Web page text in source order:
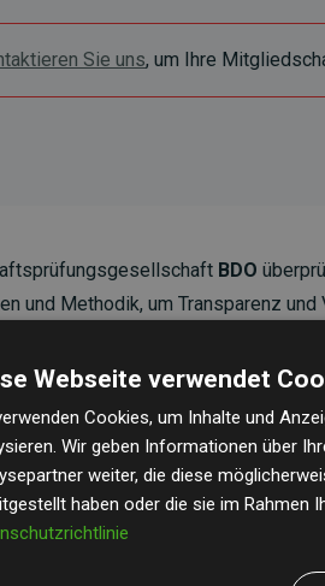
Sie uns, um Ihre
BDO
und Methodik, um Transparenz
belegen, dass unsere
200 % der geschätzten CO₂-
– ein klarer Nachweis
Webseite verwendet
Cookies, um Inhalte und
Wir geben Informationen über
weiter, die diese
haben oder die sie im Rahmen